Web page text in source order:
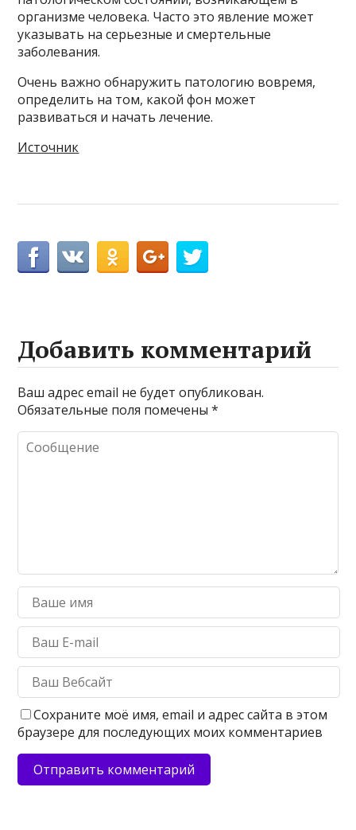
организме человека. Часто это явление может
указывать на серьезные и смертельные
заболевания.
Очень важно обнаружить патологию вовремя,
определить на том, какой фон может
развиваться и начать лечение.
Источник
Добавить комментарий
Ваш адрес email не будет опубликован.
Обязательные поля помечены*
Сохраните моё имя, email и адрес сайта в этом
браузере для последующих моих комментариев